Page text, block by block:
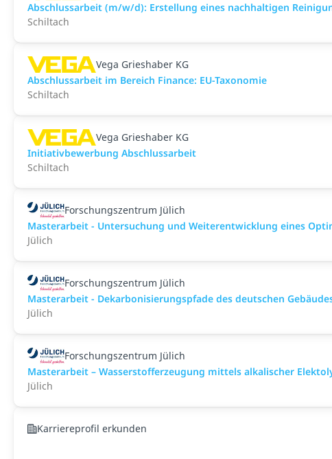
Abschlussarbeit (m/w/d): Erstellung eines nachhaltigen
Schiltach
Vega Grieshaber KG
Abschlussarbeit im Bereich Finance: EU-Taxonomie
Schiltach
Vega Grieshaber KG
Initiativbewerbung Abschlussarbeit
Schiltach
Forschungszentrum Jülich
Masterarbeit - Untersuchung und Weiterentwicklung eines
Jülich
Forschungszentrum Jülich
Masterarbeit - Dekarbonisierungspfade des deutschen
Jülich
Forschungszentrum Jülich
Masterarbeit – Wasserstofferzeugung mittels alkalischer
Jülich
Karriereprofil erkunden